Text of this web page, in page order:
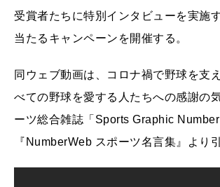
受賞者たちに特別インタビューを実施
当たるキャンペーンを開催する。
同ウェブ動画は、コロナ禍で野球を支
べての野球を愛する人たちへの感謝の
ーツ総合雑誌「Sports Graphic
『NumberWeb スポーツ名言集』より